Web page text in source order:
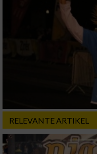
RELEVANTE ARTIKEL